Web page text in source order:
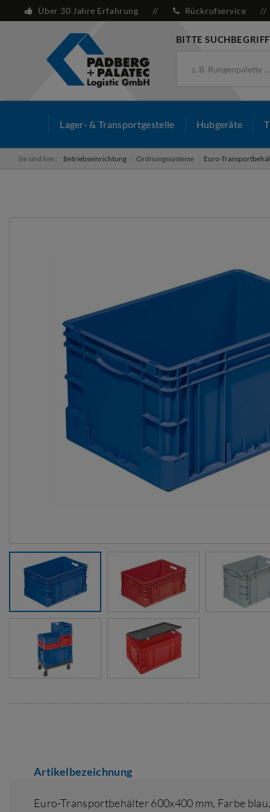
Über 30 Jahre Erfahrung Rückrufservice
BITTE
Lager- & Transportgestelle Hubgeräte
Sie sind hier: Betriebseinrichtung Ordnungssysteme Euro-
Artikelbezeichnung
Euro-Transportbehälter 600x400 mm, Farbe blau,